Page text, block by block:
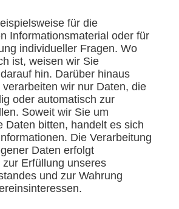
für die
Informationsmaterial oder für
individueller Fragen. Wo
ist, weisen wir Sie
hin. Darüber hinaus
wir nur Daten, die
oder automatisch zur
Soweit wir Sie um
Daten bitten, handelt es sich
Die Verarbeitung
Daten erfolgt
Erfüllung unseres
und zur Wahrung